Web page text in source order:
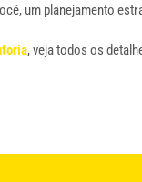
um planejamento
, veja todos os